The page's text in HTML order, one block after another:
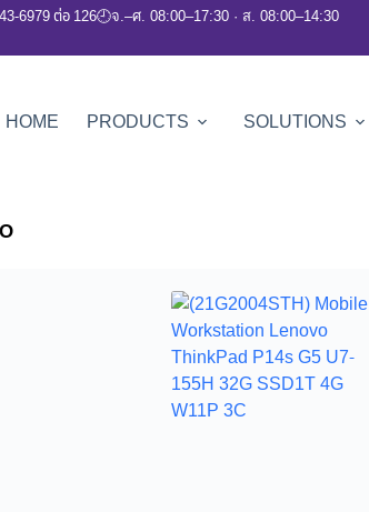
6979 ต่อ 126🕘จ.–ศ. 08:00–17:30 · ส. 08:00–14:30
HOME PRODUCTS SOLUTIONS